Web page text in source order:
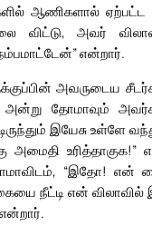
ஆணிகளால் ஏற்பட்ட
விட்டு, அவர்
என்றார்.
அவருடைய
அன்று தோமாவும்
இயேசு உள்ளே
அமைதி உரித்தாகுக!”
“இதோ! என்
நீட்டி என் விலாவில்